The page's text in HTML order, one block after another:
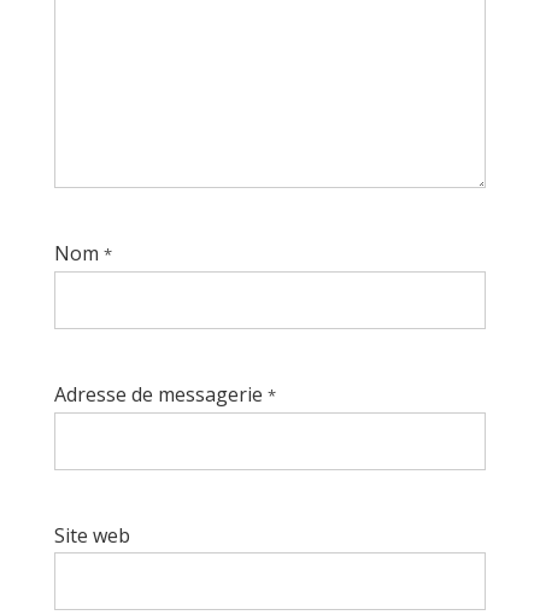
Nom *
Adresse de messagerie *
Site web